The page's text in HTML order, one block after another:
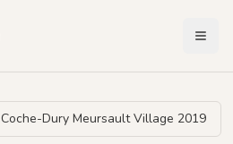
Coche-Dury Meursault Village 2019